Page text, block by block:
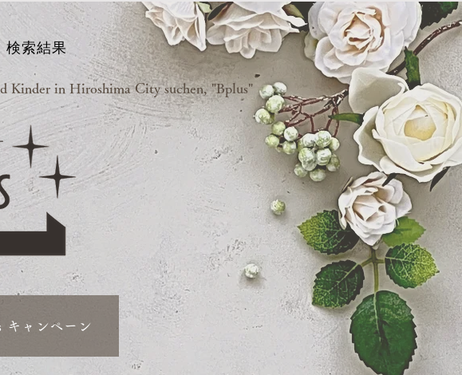
検索結果
Kinder in Hiroshima City suchen, "Bplus"
キャンペーン